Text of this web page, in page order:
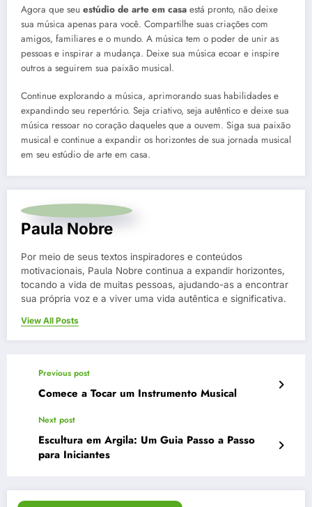
Agora que seu estúdio de arte em casa está pronto, não deixe
sua música apenas para você. Compartilhe suas criações com
amigos, familiares e o mundo. A música tem o poder de unir as
pessoas e inspirar a mudança. Deixe sua música ecoar e inspire
outros a seguirem sua paixão musical.
Continue explorando a música, aprimorando suas habilidades e
expandindo seu repertório. Seja criativo, seja autêntico e deixe sua
música ressoar no coração daqueles que a ouvem. Siga sua paixão
musical e continue a expandir os horizontes de sua jornada musical
em seu estúdio de arte em casa.
Paula Nobre
Por meio de seus textos inspiradores e conteúdos
motivacionais, Paula Nobre continua a expandir horizontes,
tocando a vida de muitas pessoas, ajudando-as a encontrar
sua própria voz e a viver uma vida autêntica e significativa.
View All Posts
Previous post
Comece a Tocar um Instrumento Musical
Next post
Escultura em Argila: Um Guia Passo a Passo
para Iniciantes